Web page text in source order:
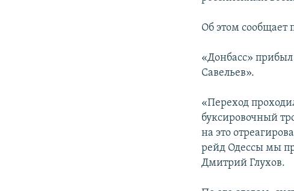
Об этом
«Донбасс»
Савельев».
«Переход
буксировочный
на это
рейд Одессы мы
Дмитрий Глухов.